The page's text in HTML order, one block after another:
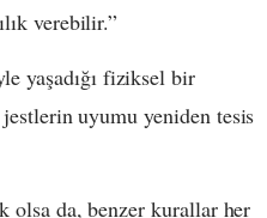
verebilir.”
yaşadığı fiziksel bir
jestlerin uyumu yeniden tesis
olsa da, benzer kurallar her